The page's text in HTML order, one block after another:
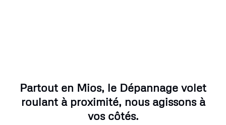
Partout en Mios, le Dépannage volet
roulant à proximité, nous agissons à
vos côtés.